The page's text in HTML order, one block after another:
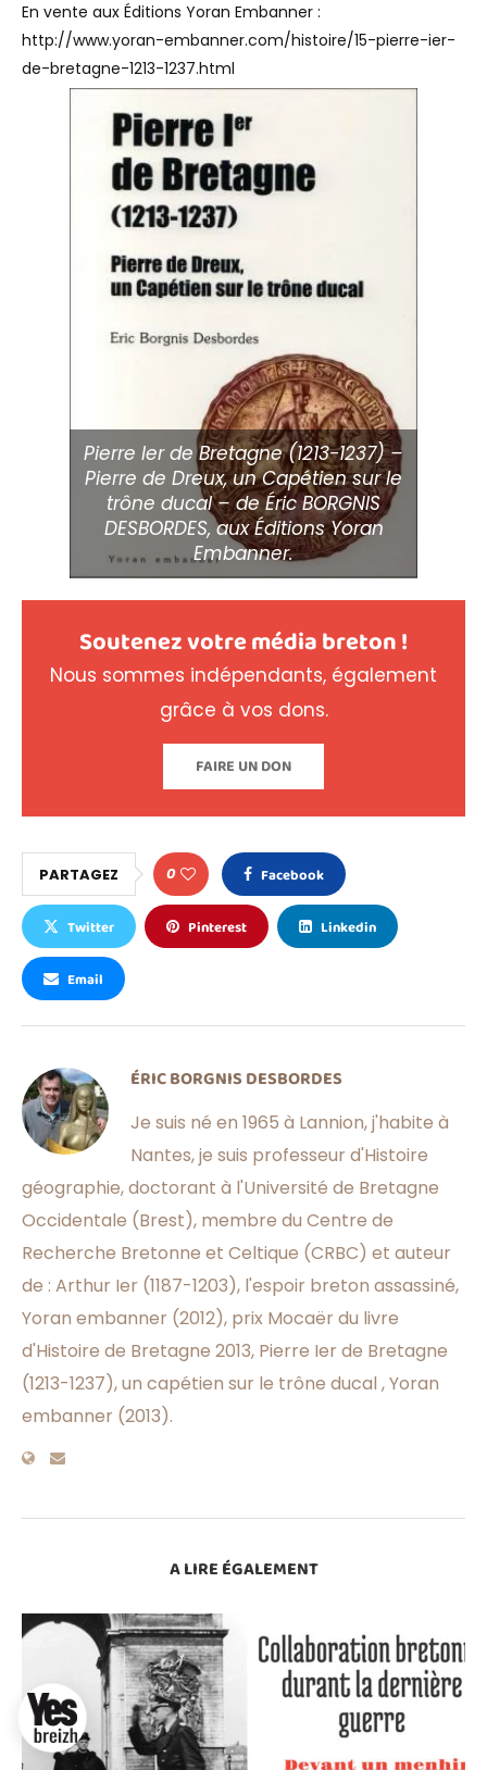
En vente aux Éditions Yoran Embanner :
http://www.yoran-embanner.com/histoire/15-pierre-ier-
de-bretagne-1213-1237.html
Pierre Ier de Bretagne (1213-1237) –
Pierre de Dreux, un Capétien sur le
trône ducal – de Éric BORGNIS
DESBORDES, aux Éditions Yoran
Embanner.
Soutenez votre média breton !
Nous sommes indépendants, également
grâce à vos dons.
FAIRE UN DON
PARTAGEZ 0 Facebook
Twitter Pinterest Linkedin
Email
ÉRIC BORGNIS DESBORDES
Je suis né en 1965 à Lannion, j'habite à
Nantes, je suis professeur d'Histoire
géographie, doctorant à l'Université de Bretagne
Occidentale (Brest), membre du Centre de
Recherche Bretonne et Celtique (CRBC) et auteur
de : Arthur Ier (1187-1203), l'espoir breton assassiné,
Yoran embanner (2012), prix Mocaër du livre
d'Histoire de Bretagne 2013, Pierre Ier de Bretagne
(1213-1237), un capétien sur le trône ducal , Yoran
embanner (2013).
A LIRE ÉGALEMENT